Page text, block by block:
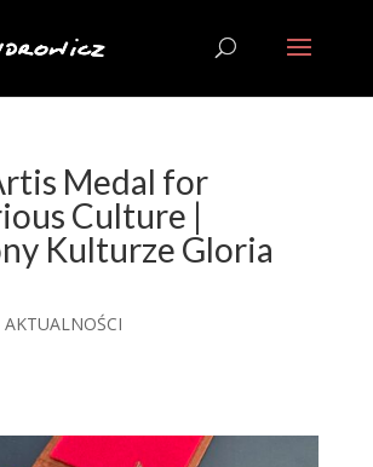
Medal for
Culture |
Kulturze Gloria
AKTUALNOŚCI